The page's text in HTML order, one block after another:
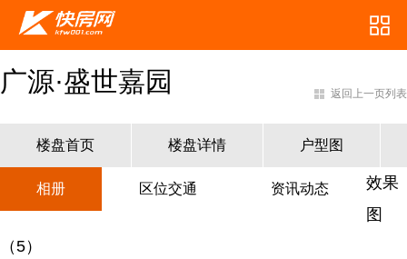
广源·盛世嘉园 返回上一页列表
楼盘首页 楼盘详情 户型图
相册 区位交通 资讯动态
效果
图
（5）